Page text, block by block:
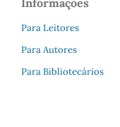
Informações
Para Leitores
Para Autores
Para Bibliotecários